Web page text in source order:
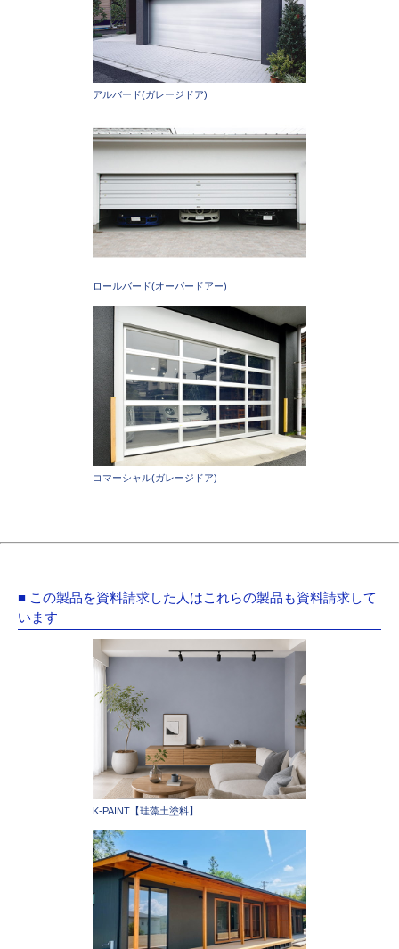
アルバード(ガレージドア)
ロールバード(オーバードアー)
コマーシャル(ガレージドア)
■ この製品を資料請求した人はこれらの製品も資料請求して
います
K-PAINT【珪藻土塗料】